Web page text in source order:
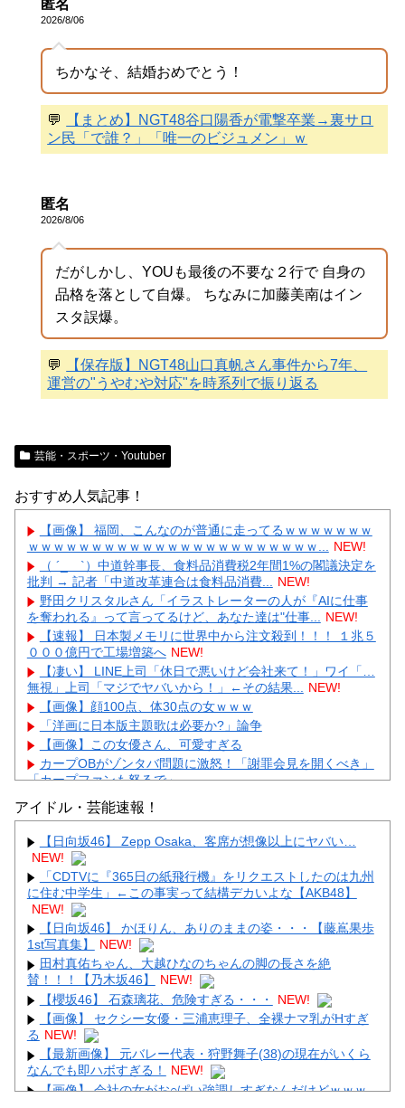
匿名
2026/8/06
ちかなそ、結婚おめでとう！
💬
【まとめ】NGT48谷口陽香が電撃卒業→裏サロ
ン民「で誰？」「唯一のビジュメン」ｗ
匿名
2026/8/06
だがしかし、YOUも最後の不要な２行で 自身の
品格を落として自爆。 ちなみに加藤美南はイン
スタ誤爆。
💬
【保存版】NGT48山口真帆さん事件から7年、
運営の"うやむや対応"を時系列で振り返る
芸能・スポーツ・Youtuber
おすすめ人気記事！
【画像】 福岡、こんなのが普通に走ってるｗｗｗｗｗｗｗ
ｗｗｗｗｗｗｗｗｗｗｗｗｗｗｗｗｗｗｗｗｗｗｗ...
NEW!
（ ´_ゝ`）中道幹事長、食料品消費税2年間1%の閣議決定を
批判 → 記者「中道改革連合は食料品消費...
NEW!
野田クリスタルさん「イラストレーターの人が『AIに仕事
を奪われる』って言ってるけど、あなた達は"仕事...
NEW!
【速報】 日本製メモリに世界中から注文殺到！！！ １兆５
０００億円で工場増築へ NEW!
【凄い】 LINE上司「休日で悪いけど会社来て！」ワイ「…
無視」上司「マジでヤバいから！」←その結果...
NEW!
【画像】顔100点、体30点の女ｗｗｗ
「洋画に日本版主題歌は必要か?」論争
【画像】この女優さん、可愛すぎる
カープOBがゾンタバ問題に激怒！「謝罪会見を開くべき」
「カープファンも怒るで」
【画像】顔100点、体30点の女ｗｗｗ
Powered by livedoor 相互RSS
アイドル・芸能速報！
【日向坂46】 Zepp Osaka、客席が想像以上にヤバい…
NEW!
「CDTVに『365日の紙飛行機』をリクエストしたのは九州
に住む中学生」←この事実って結構デカいよな【AKB48】
NEW!
【日向坂46】 かほりん、ありのままの姿・・・【藤嶌果歩
1st写真集】
NEW!
田村真佑ちゃん、大越ひなのちゃんの脚の長さを絶
賛！！！【乃木坂46】
NEW!
【櫻坂46】 石森璃花、危険すぎる・・・
NEW!
【画像】 セクシー女優・三浦恵理子、全裸ナマ乳がHすぎ
る NEW!
【最新画像】 元バレー代表・狩野舞子(38)の現在がいくら
なんでも即ハボすぎる！
NEW!
【画像】 会社の女がお○ぱい強調しすぎなんだけどｗｗｗ